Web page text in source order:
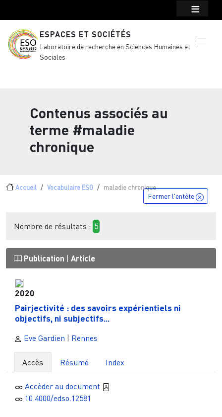
ESPACES ET SOCIÉTÉS
Laboratoire de recherche en Sciences Humaines et
Sociales
Contenus associés au
terme #maladie
chronique
Fil d'Ariane
Accueil Vocabulaire ESO maladie chronique
Fermer l'entête
Nombre de résultats : 5
Publication Article
2020
Pairjectivité : des savoirs expérientiels ni
objectifs, ni subjectifs...
Eve Gardien Rennes
Accès Résumé Index
Accèder au document
10.4000/edso.12581